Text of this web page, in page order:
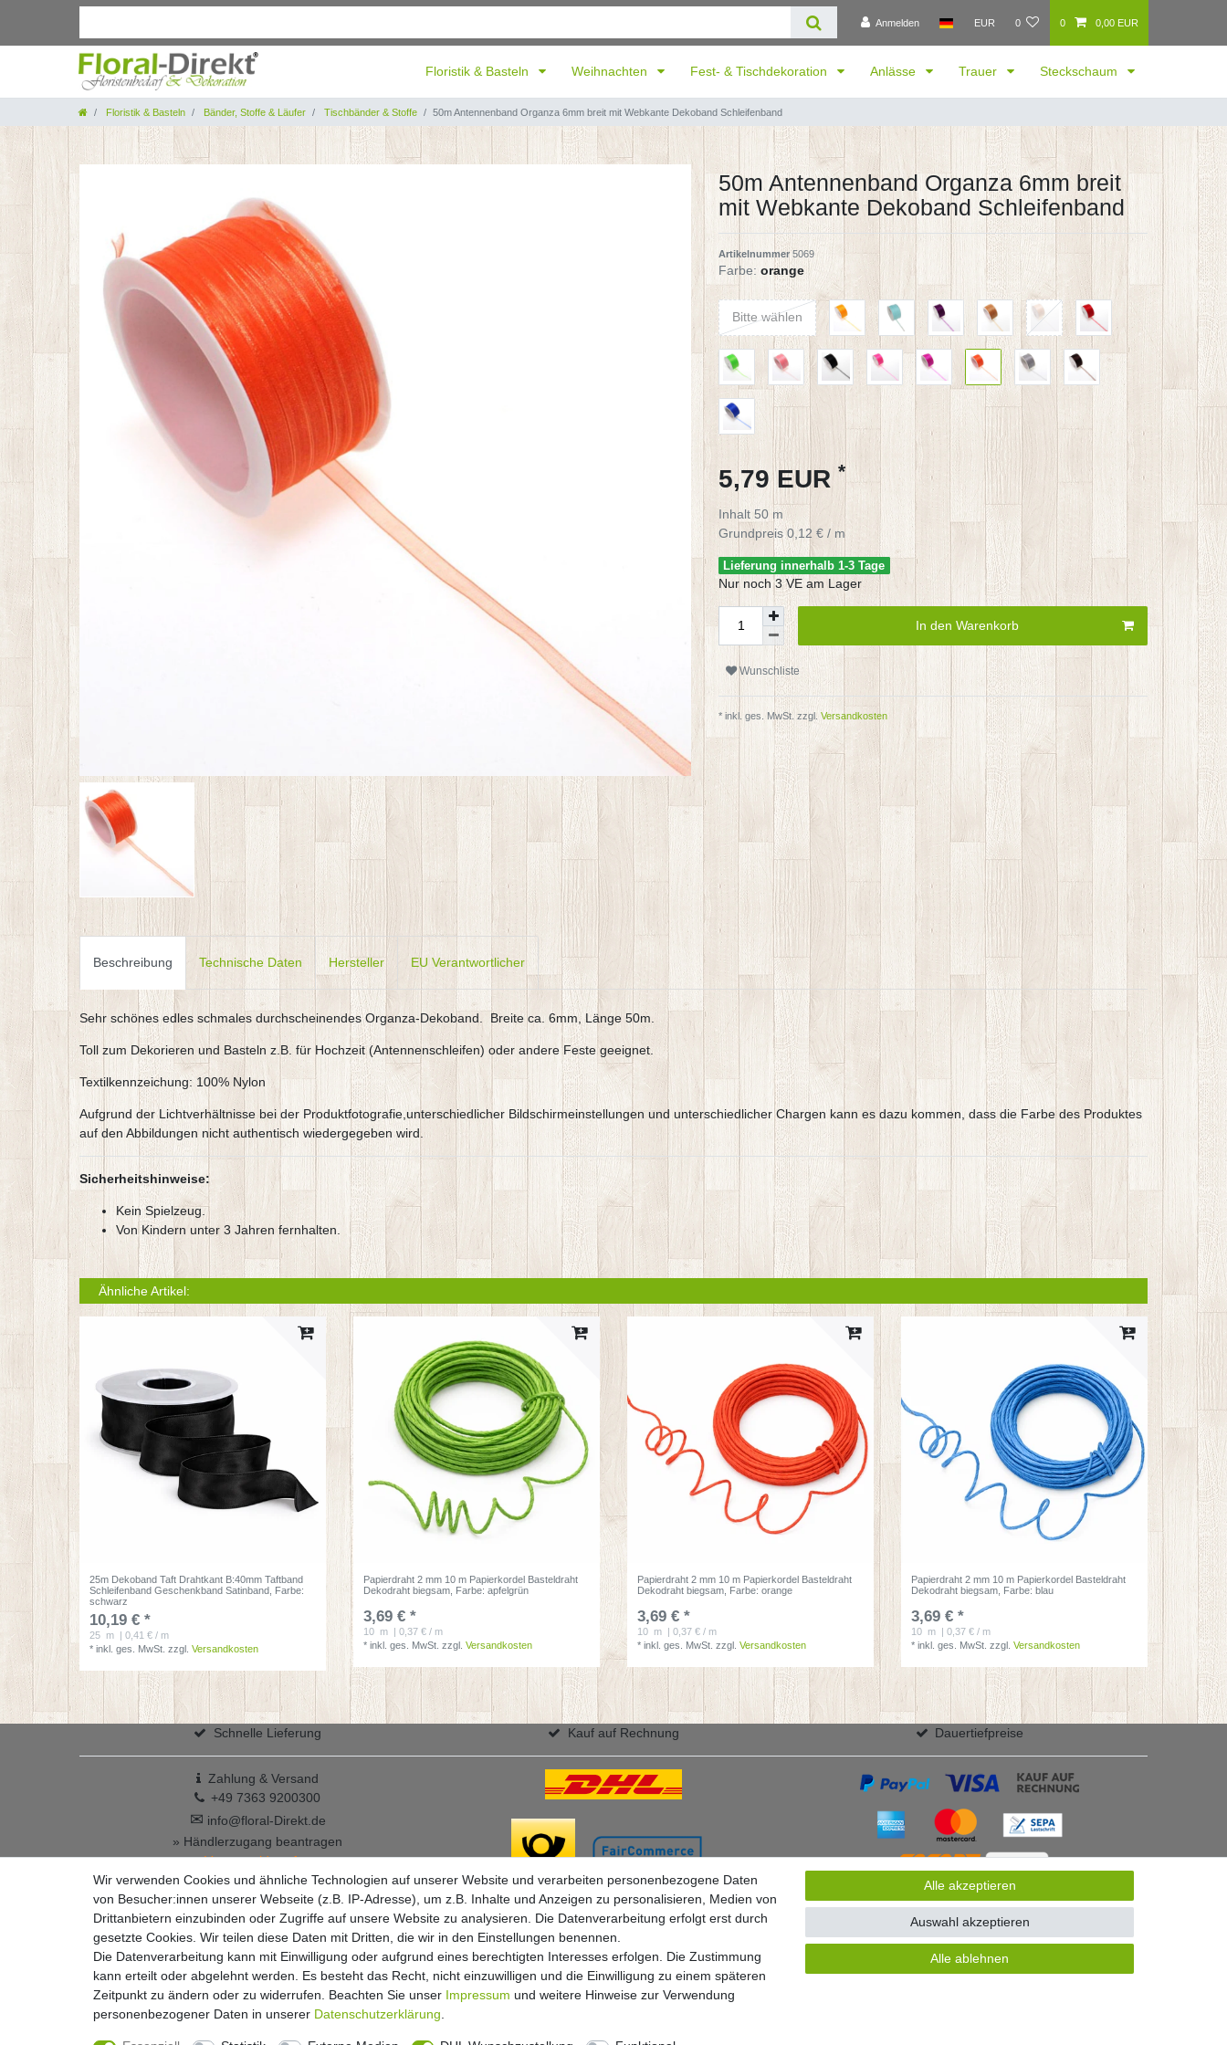
Anmelden EUR 0 0 0,00 EUR
Floristik & Basteln Weihnachten Fest- & Tischdekoration Anlässe Trauer Steckschaum
Floristik & Basteln Bänder, Stoffe & Läufer Tischbänder & Stoffe 50m Antennenband Organza 6mm breit mit Webkante Dekoband Schleifenband
50m Antennenband Organza 6mm breit
mit Webkante Dekoband Schleifenband
Artikelnummer5069
Farbe: orange
Bitte wählen
5,79 EUR*
Inhalt 50 m
Grundpreis0,12 € / m
Lieferung innerhalb 1-3 Tage
Nur noch 3 VE am Lager
In den Warenkorb
Wunschliste
* inkl. ges. MwSt. zzgl. Versandkosten
Beschreibung Technische Daten Hersteller EU Verantwortlicher
Sehr schönes edles schmales durchscheinendes Organza-Dekoband. Breite ca. 6mm, Länge 50m.
Toll zum Dekorieren und Basteln z.B. für Hochzeit (Antennenschleifen) oder andere Feste geeignet.
Textilkennzeichung: 100% Nylon
Aufgrund der Lichtverhältnisse bei der Produktfotografie,unterschiedlicher Bildschirmeinstellungen und unterschiedlicher Chargen kann es dazu kommen, dass die Farbe des Produktes
auf den Abbildungen nicht authentisch wiedergegeben wird.
Sicherheitshinweise:
Kein Spielzeug.
Von Kindern unter 3 Jahren fernhalten.
Ähnliche Artikel:
25m Dekoband Taft Drahtkant B:40mm Taftband
Schleifenband Geschenkband Satinband , Farbe:
schwarz
10,19 € *
25 m | 0,41 € / m
*inkl. ges. MwSt. zzgl.Versandkosten
Papierdraht 2 mm 10 m Papierkordel Basteldraht
Dekodraht biegsam , Farbe: apfelgrün
3,69 € *
10 m | 0,37 € / m
*inkl. ges. MwSt. zzgl.Versandkosten
Papierdraht 2 mm 10 m Papierkordel Basteldraht
Dekodraht biegsam , Farbe: orange
3,69 € *
10 m | 0,37 € / m
*inkl. ges. MwSt. zzgl.Versandkosten
Papierdraht 2 mm 10 m Papierkordel Basteldraht
Dekodraht biegsam , Farbe: blau
3,69 € *
10 m | 0,37 € / m
*inkl. ges. MwSt. zzgl.Versandkosten
Schnelle Lieferung Kauf auf Rechnung Dauertiefpreise
Zahlung & Versand
+49 7363 9200300
✉ info@floral-Direkt.de
» Händlerzugang beantragen
Vertrag widerrufen
Widerrufs­recht Widerrufs­formular Impressum Daten­schutz­erklärung
Wir verwenden Cookies und ähnliche Technologien auf unserer Website und verarbeiten personenbezogene Daten
von Besucher:innen unserer Webseite (z.B. IP-Adresse), um z.B. Inhalte und Anzeigen zu personalisieren, Medien von
Drittanbietern einzubinden oder Zugriffe auf unsere Website zu analysieren. Die Datenverarbeitung erfolgt erst durch
gesetzte Cookies. Wir teilen diese Daten mit Dritten, die wir in den Einstellungen benennen.
Die Datenverarbeitung kann mit Einwilligung oder aufgrund eines berechtigten Interesses erfolgen. Die Zustimmung
kann erteilt oder abgelehnt werden. Es besteht das Recht, nicht einzuwilligen und die Einwilligung zu einem späteren
Zeitpunkt zu ändern oder zu widerrufen. Beachten Sie unser Impressum und weitere Hinweise zur Verwendung
personenbezogener Daten in unserer Daten­schutz­erklärung
Alle akzeptieren
Alle ablehnen
Auswahl akzeptieren